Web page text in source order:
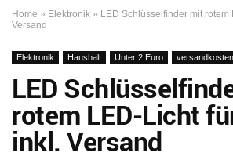
Home » Elektronik » LED Schlüsselfinder mit
Versand
Elektronik Haushalt Unter 2 Euro
LED
rotem LED-Licht
inkl. Versand